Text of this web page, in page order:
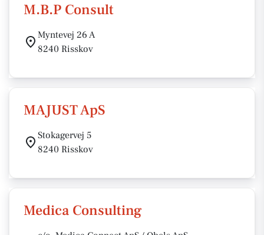
M.B.P Consult
Myntevej 26 A
8240 Risskov
MAJUST ApS
Stokagervej 5
8240 Risskov
Medica Consulting